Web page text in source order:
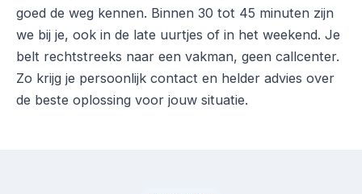
goed de weg kennen. Binnen 30 tot 45 minuten zijn
we bij je, ook in de late uurtjes of in het weekend. Je
belt rechtstreeks naar een vakman, geen callcenter.
Zo krijg je persoonlijk contact en helder advies over
de beste oplossing voor jouw situatie.